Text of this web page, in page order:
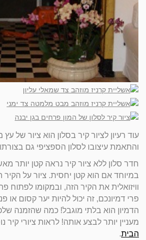
עוד רעיון לציור קיר בסלון הוא ציור של
והתאמת עיצובו לסלון הספציפי גם
חדר סלון ללא ציור קיר נראה קטן יותר
במיוחד אם הוא קטן יחסית. ציור על הקיר
וויזואלית את הקיר הזה, ובמקומו
פרי דמיונכם, זה יכול להיות יער קסום או
הדמיון הוא בלתי מוגבל! כמה שהזמנה
מעניין יותר לבצע אותה! לראות ציורי קיר
הבית.